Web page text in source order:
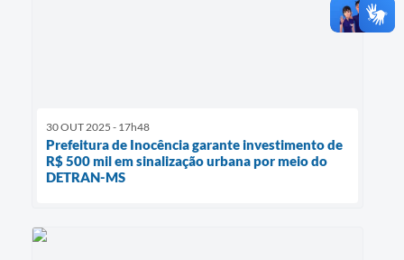
30 OUT 2025 - 17h48
Prefeitura de Inocência garante investimento de
R$ 500 mil em sinalização urbana por meio do
DETRAN-MS